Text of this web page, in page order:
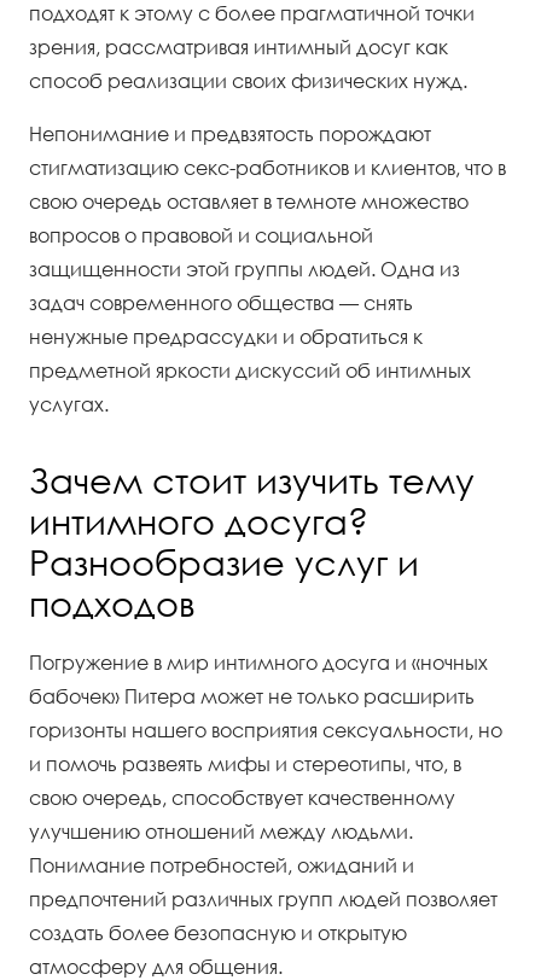
подходят к этому с более прагматичной точки
зрения, рассматривая интимный досуг как
способ реализации своих физических нужд.
Непонимание и предвзятость порождают
стигматизацию секс-работников и клиентов, что в
свою очередь оставляет в темноте множество
вопросов о правовой и социальной
защищенности этой группы людей. Одна из
задач современного общества — снять
ненужные предрассудки и обратиться к
предметной яркости дискуссий об интимных
услугах.
Зачем стоит изучить тему
интимного досуга?
Разнообразие услуг и
подходов
Погружение в мир интимного досуга и «ночных
бабочек» Питера может не только расширить
горизонты нашего восприятия сексуальности, но
и помочь развеять мифы и стереотипы, что, в
свою очередь, способствует качественному
улучшению отношений между людьми.
Понимание потребностей, ожиданий и
предпочтений различных групп людей позволяет
создать более безопасную и открытую
атмосферу для общения.